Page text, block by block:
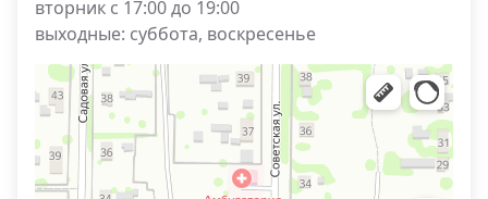
вторник с 17:00 до 19:00
выходные: суббота, воскресенье